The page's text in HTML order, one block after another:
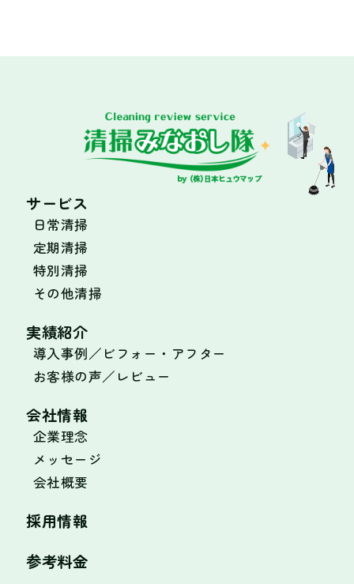
サービス
日常清掃
定期清掃
特別清掃
その他清掃
実績紹介
導入事例／ビフォー・アフター
お客様の声／レビュー
会社情報
企業理念
メッセージ
会社概要
採用情報
参考料金